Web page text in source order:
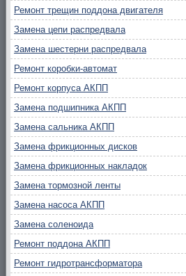
Ремонт трещин поддона двигателя
Замена цепи распредвала
Замена шестерни распредвала
Ремонт коробки-автомат
Ремонт корпуса АКПП
Замена подшипника АКПП
Замена сальника АКПП
Замена фрикционных дисков
Замена фрикционных накладок
Замена тормозной ленты
Замена насоса АКПП
Замена соленоида
Ремонт поддона АКПП
Ремонт гидротрансформатора